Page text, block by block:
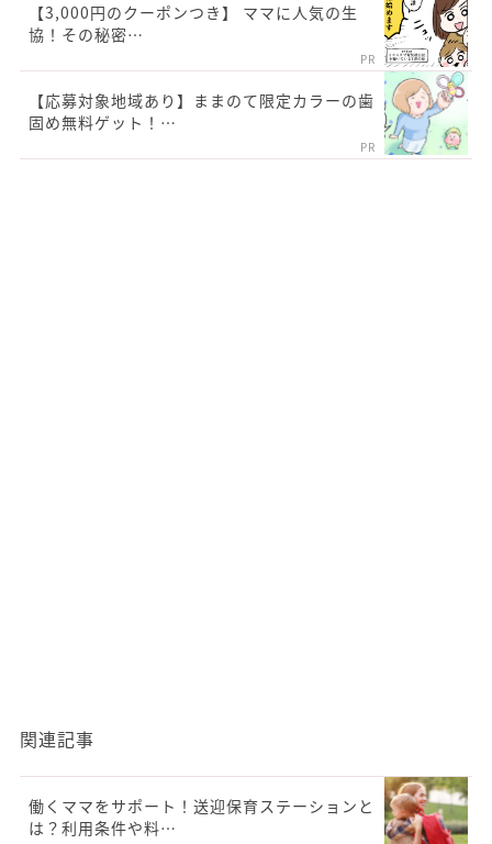
【3,000円のクーポンつき】 ママに人気の生
協！その秘密…
PR
【応募対象地域あり】ままのて限定カラーの歯
固め無料ゲット！…
PR
関連記事
働くママをサポート！送迎保育ステーションと
は？利用条件や料…